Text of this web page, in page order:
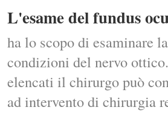
L'esame del fundus
ha lo scopo di esaminare
condizioni del nervo
elencati il chirurgo può
ad intervento di chirurgia